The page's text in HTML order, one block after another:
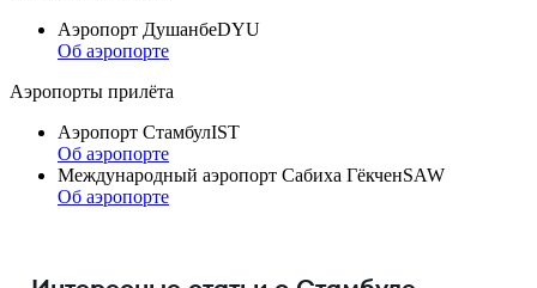
Аэропорт ДушанбеDYU
Об аэропорте
Аэропорты прилёта
Аэропорт СтамбулIST
Об аэропорте
Международный аэропорт Сабиха ГёкченSAW
Об аэропорте